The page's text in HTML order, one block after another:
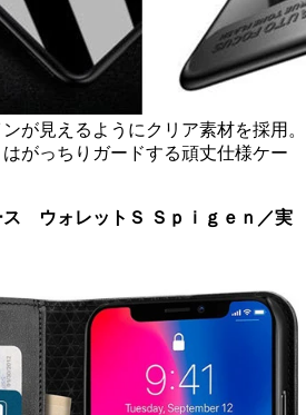
が見えるようにクリア素材を採用。
がっちりガードする頑丈仕様ケー
ウォレットＳ Ｓｐｉｇｅｎ／実